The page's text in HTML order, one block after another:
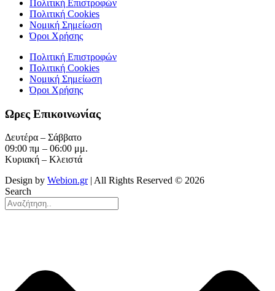
Πολιτική Επιστροφών
Πολιτική Cookies
Νομική Σημείωση
Όροι Χρήσης
Πολιτική Επιστροφών
Πολιτική Cookies
Νομική Σημείωση
Όροι Χρήσης
Ωρες Επικοινωνίας
Δευτέρα – Σάββατο
09:00 πμ – 06:00 μμ.
Κυριακή – Κλειστά
Design by Webion.gr| All Rights Reserved © 2026
Search